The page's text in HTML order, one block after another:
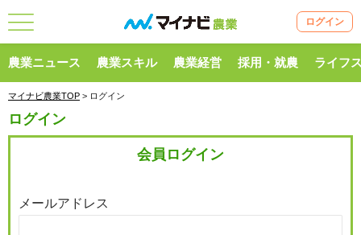
ログイン
農業ニュース 農業スキル 農業経営 採用・就農 ライフ
マイナビ農業TOP > ログイン
ログイン
会員ログイン
メールアドレス